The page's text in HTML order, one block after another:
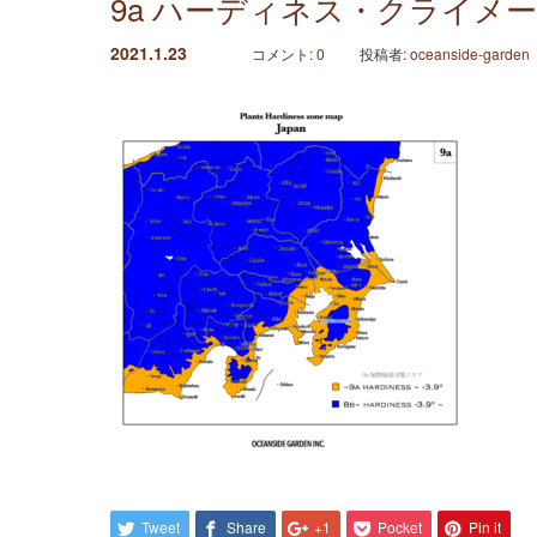
2021.1.23 コメント:0 投稿者:oceanside-garden
Tweet Share +1 Pocket Pin it